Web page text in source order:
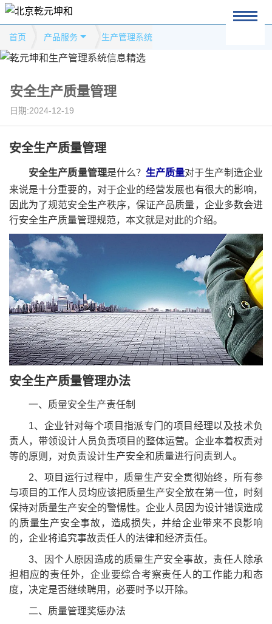
首页 产品服务 生产管理系统
安全生产质量管理
日期:2024-12-19
安全生产质量管理
安全生产质量管理是什么？生产质量对于生产制造企业
来说是十分重要的，对于企业的经营发展也有很大的影响，
因此为了规范安全生产秩序，保证产品质量，企业多数会进
行安全生产质量管理规范，本文就是对此的介绍。
安全生产质量管理办法
一、质量安全生产责任制
1、企业针对每个项目指派专门的项目经理以及技术负
责人，带领设计人员负责项目的整体运营。企业本着权责对
等的原则，对负责设计生产安全和质量进行问责到人。
2、项目运行过程中，质量生产安全贯彻始终，所有参
与项目的工作人员均应该把质量生产安全放在第一位，时刻
保持对质量生产安全的警惕性。企业人员因为设计错误造成
的质量生产安全事故，造成损失，并给企业带来不良影响
的，企业将追究事故责任人的法律和经济责任。
3、因个人原因造成的质量生产安全事故，责任人除承
担相应的责任外，企业要综合考察责任人的工作能力和态
度，决定是否继续聘用，必要时予以开除。
二、质量管理奖惩办法